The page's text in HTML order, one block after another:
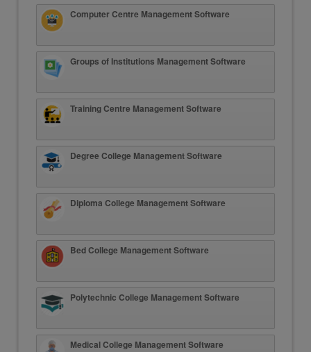
Computer Centre Management Software
Groups of Institutions Management Software
Training Centre Management Software
Degree College Management Software
Diploma College Management Software
Bed College Management Software
Polytechnic College Management Software
Medical College Management Software